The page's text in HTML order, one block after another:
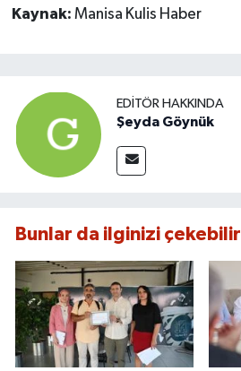
Kaynak: Manisa Kulis Haber
EDITÖR HAKKINDA
Şeyda Göynük
Bunlar da ilginizi çekebilir